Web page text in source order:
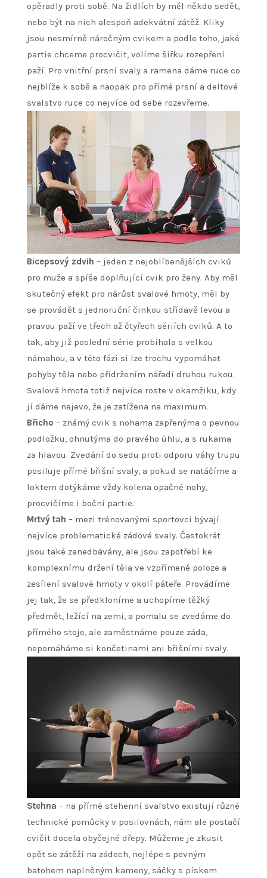
opěradly proti sobě. Na židlích by měl někdo sedět,
nebo být na nich alespoň adekvátní zátěž. Kliky
jsou nesmírně náročným cvikem a podle toho, jaké
partie chceme procvičit, volíme šířku rozepření
paží. Pro vnitřní prsní svaly a ramena dáme ruce co
nejblíže k sobě a naopak pro přímé prsní a deltové
svalstvo ruce co nejvíce od sebe rozevřeme.
Bicepsový zdvih – jeden z nejoblíbenějších cviků
pro muže a spíše doplňující cvik pro ženy. Aby měl
skutečný efekt pro nárůst svalové hmoty, měl by
se provádět s jednoruční činkou střídavě levou a
pravou paží ve třech až čtyřech sériích cviků. A to
tak, aby již poslední série probíhala s velkou
námahou, a v této fázi si lze trochu vypomáhat
pohyby těla nebo přidržením nářadí druhou rukou.
Svalová hmota totiž nejvíce roste v okamžiku, kdy
jí dáme najevo, že je zatížena na maximum.
Břicho – známý cvik s nohama zapřenýma o pevnou
podložku, ohnutýma do pravého úhlu, a s rukama
za hlavou. Zvedání do sedu proti odporu váhy trupu
posiluje přímé břišní svaly, a pokud se natáčíme a
loktem dotýkáme vždy kolena opačné nohy,
procvičíme i boční partie.
Mrtvý tah – mezi trénovanými sportovci bývají
nejvíce problematické zádové svaly. Častokrát
jsou také zanedbávány, ale jsou zapotřebí ke
komplexnímu držení těla ve vzpřímené poloze a
zesílení svalové hmoty v okolí páteře. Provádíme
jej tak, že se předkloníme a uchopíme těžký
předmět, ležící na zemi, a pomalu se zvedáme do
přímého stoje, ale zaměstnáme pouze záda,
nepomáháme si končetinami ani břišními svaly.
Stehna – na přímé stehenní svalstvo existují různé
technické pomůcky v posilovnách, nám ale postačí
cvičit docela obyčejné dřepy. Můžeme je zkusit
opět se zátěží na zádech, nejlépe s pevným
batohem naplněným kameny, sáčky s pískem